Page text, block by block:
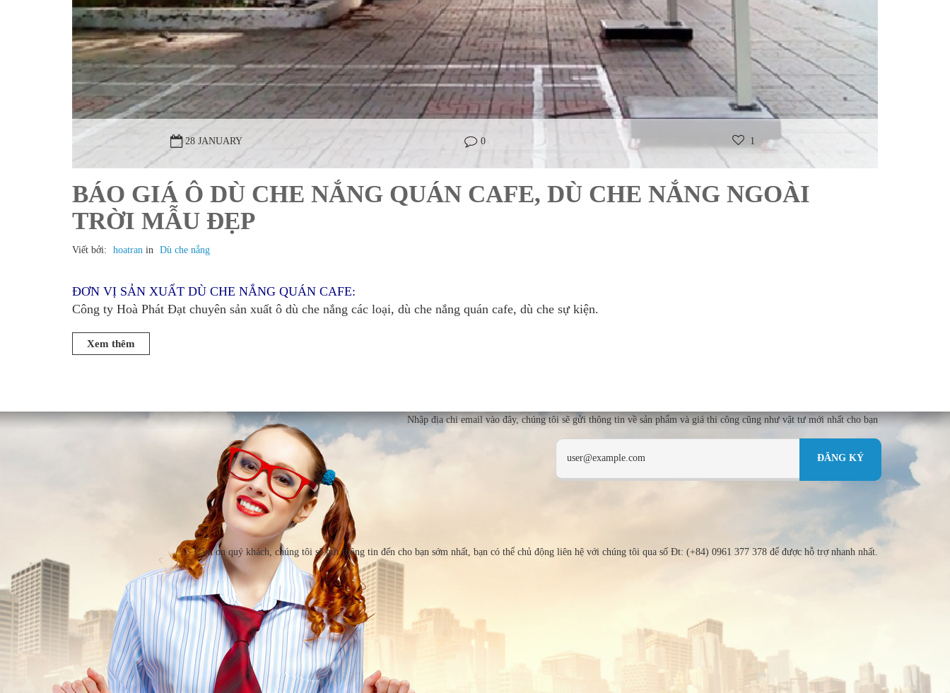
28 JANUARY 0 1
BÁO GIÁ Ô DÙ CHE NẮNG QUÁN CAFE, DÙ CHE NẮNG NGOÀI
TRỜI MẪU ĐẸP
Viết bởi: hoatran in Dù che nắng
ĐƠN VỊ SẢN XUẤT DÙ CHE NẮNG QUÁN CAFE:
Công ty Hoà Phát Đạt chuyên sản xuất ô dù che nắng các loại, dù che nắng quán cafe, dù che sự kiện.
Xem thêm
Nhập địa chi email vào đây, chúng tôi sẽ gửi thông tin về sản phẩm và giá thi công cũng như vật tư mới nhất cho bạn
Cảm ơn quý khách, chúng tôi sẽ gửi thông tin đến cho bạn sớm nhất, bạn có thể chủ động liên hệ với chúng tôi qua số Đt: (+84) 0961 377 378 để được hỗ trợ nhanh nhất.